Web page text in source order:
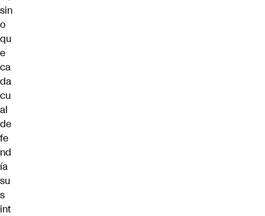
sin
o
qu
e
ca
da
cu
al
de
fe
nd
ía
su
s
int